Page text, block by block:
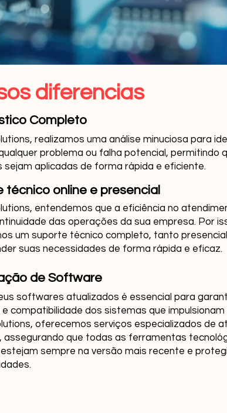
diferencias
Completo
realizamos uma análise minuciosa para
problema ou falha potencial, permitindo
sejam aplicadas de forma rápida e eficiente.
técnico online e presencial
entendemos que a eficiência no
das operações da sua empresa. Por
um suporte técnico completo, tanto
suas necessidades de forma rápida e eficaz.
de Software
softwares atualizados é essencial para
e compatibilidade dos sistemas que impulsionam
oferecemos serviços especializados de
que todas as ferramentas
sempre na versão mais recente e